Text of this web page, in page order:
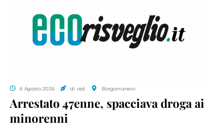
6 Agosto 2026 di red. Borgomanero
Arrestato 47enne, spacciava droga ai
minorenni